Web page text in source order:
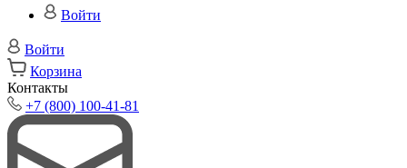
Войти
Войти
Корзина
Контакты
+7 (800) 100-41-81